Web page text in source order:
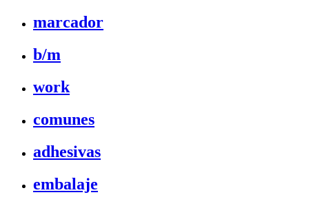
marcador
b/m
work
comunes
adhesivas
embalaje